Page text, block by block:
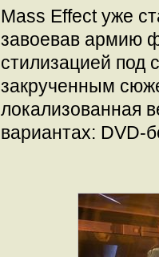
Mass Effect уже
завоевав армию
стилизацией под
закрученным
локализованная
вариантах: DVD-